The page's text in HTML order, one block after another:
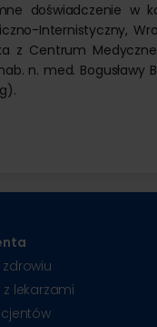
doświadczenie w
Internistyczny,
z Centrum
n. med. Bogusławy
lekarzami